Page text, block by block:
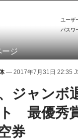
ユーザ
パスワ
ージ
— 2017年7月31日 22:35
ジャンボ
ト 最優秀
券